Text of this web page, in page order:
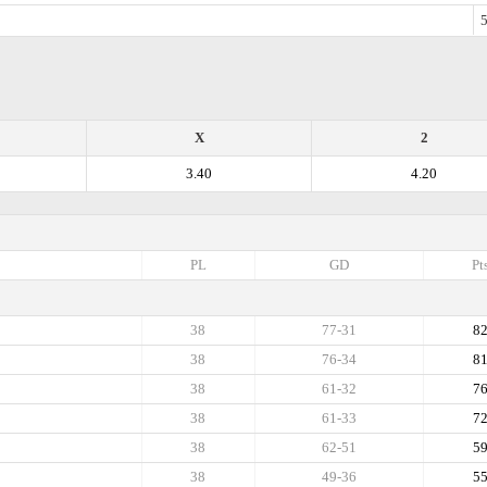
2
X
4.20
3.40
GD
PL
82
77-31
38
81
76-34
38
76
61-32
38
72
61-33
38
59
62-51
38
55
49-36
38